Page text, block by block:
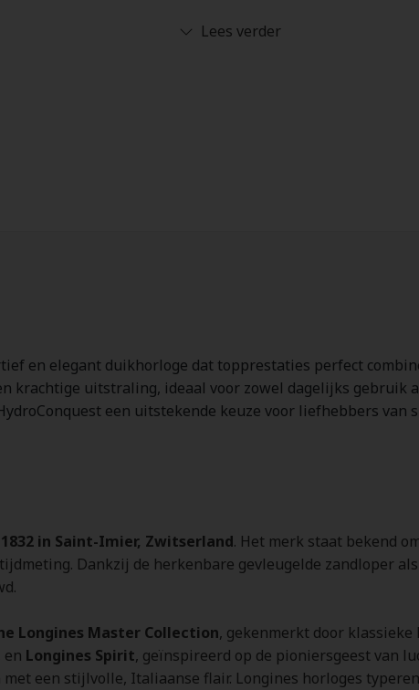
Lees verder
en elegant duikhorloge dat topprestaties perfect
krachtige uitstraling, ideaal voor zowel dagelijks gebruik
een uitstekende keuze voor liefhebbers van
1832 in Saint-Imier, Zwitserland. Het merk staat bekend
Dankzij de herkenbare gevleugelde zandloper
Longines Master Collection, gekenmerkt door
Longines Spirit, geïnspireerd op de pioniersgeest van
een stijlvolle, Italiaanse flair. Longines horloges